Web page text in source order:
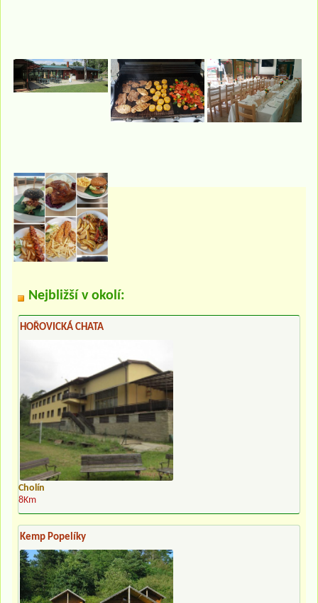
Nejbližší v okolí:
HOŘOVICKÁ CHATA
Cholín
8Km
Kemp Popelíky